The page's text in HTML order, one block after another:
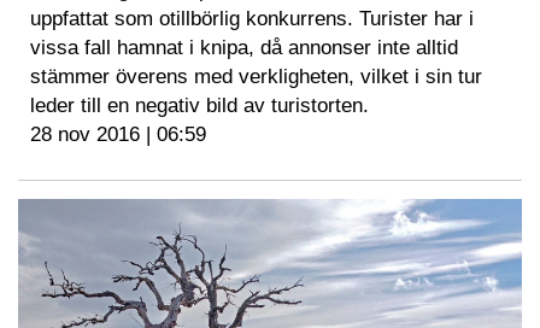
uppfattat som otillbörlig konkurrens. Turister har i
vissa fall hamnat i knipa, då annonser inte alltid
stämmer överens med verkligheten, vilket i sin tur
leder till en negativ bild av turistorten.
28 nov 2016 | 06:59